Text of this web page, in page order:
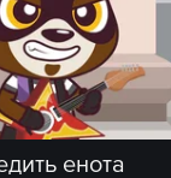
енота